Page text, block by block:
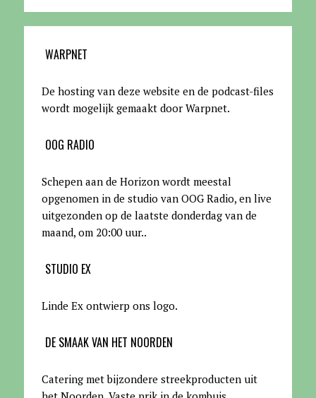
WARPNET
De hosting van deze website en de podcast-files
wordt mogelijk gemaakt door Warpnet.
OOG RADIO
Schepen aan de Horizon wordt meestal
opgenomen in de studio van OOG Radio, en live
uitgezonden op de laatste donderdag van de
maand, om 20:00 uur..
STUDIO EX
Linde Ex ontwierp ons logo.
DE SMAAK VAN HET NOORDEN
Catering met bijzondere streekproducten uit